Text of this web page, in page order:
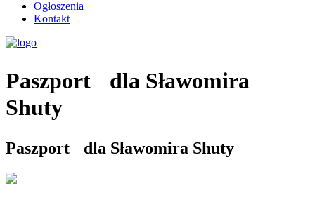
Ogłoszenia
Kontakt
Paszport dla Sławomira
Shuty
Paszport dla Sławomira Shuty